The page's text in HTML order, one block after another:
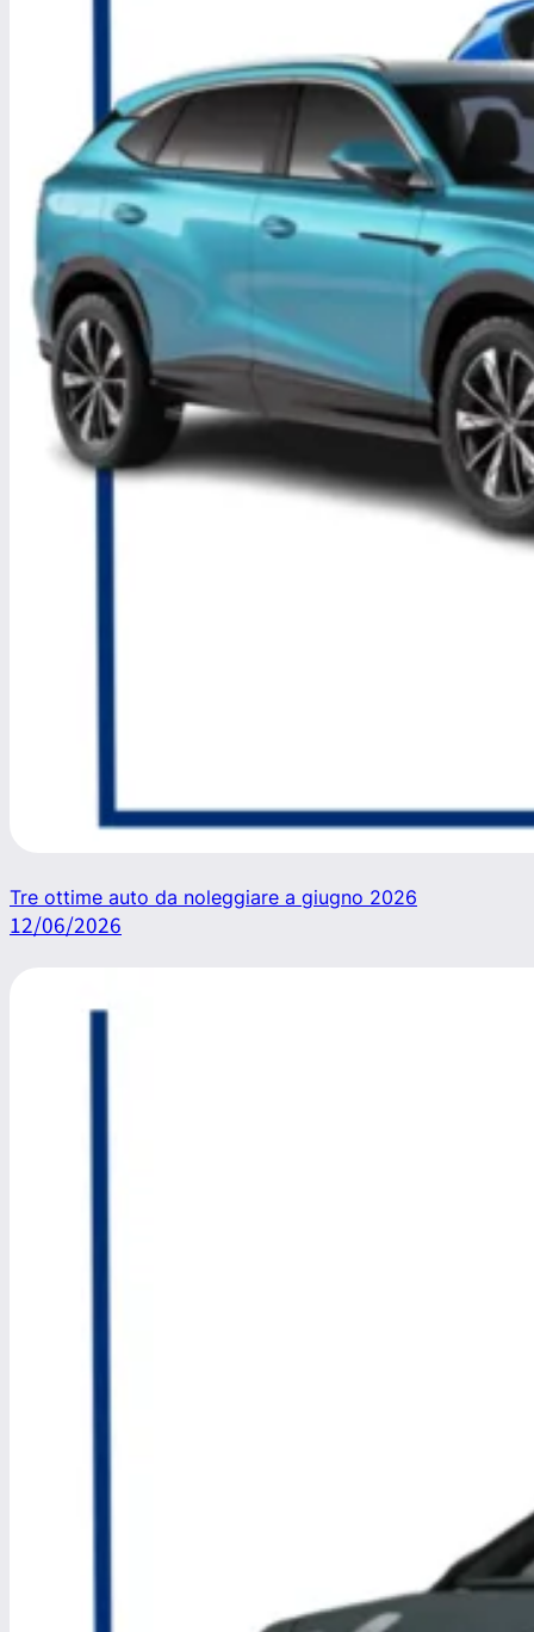
Tre ottime auto da noleggiare a giugno 2026
12/06/2026